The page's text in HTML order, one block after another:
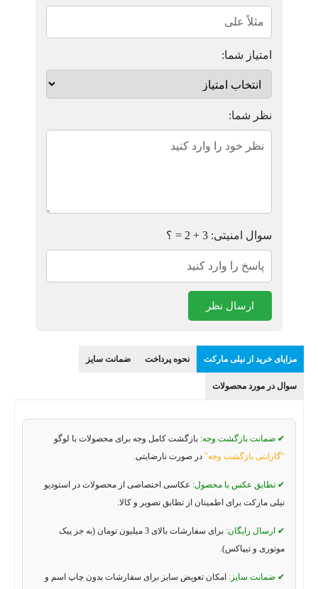
امتیاز شما:
نظر شما:
سوال امنیتی: 3 + 2 = ؟
ارسال نظر
مزایای خرید از نیلی مارکت نحوه پرداخت ضمانت سایز
سوال در مورد محصولات
✔ ضمانت بازگشت وجه: بازگشت کامل وجه برای محصولات با لوگو
"گارانتی بازگشت وجه" در صورت نارضایتی.
✔ تطابق عکس با محصول: عکاسی اختصاصی از محصولات در استودیو
نیلی مارکت برای اطمینان از تطابق تصویر و کالا.
✔ ارسال رایگان:
برای سفارشات بالای 3 میلیون تومان (به جز پیک
موتوری و تیپاکس).
✔ ضمانت سایز: امکان تعویض سایز برای سفارشات بدون چاپ اسم و